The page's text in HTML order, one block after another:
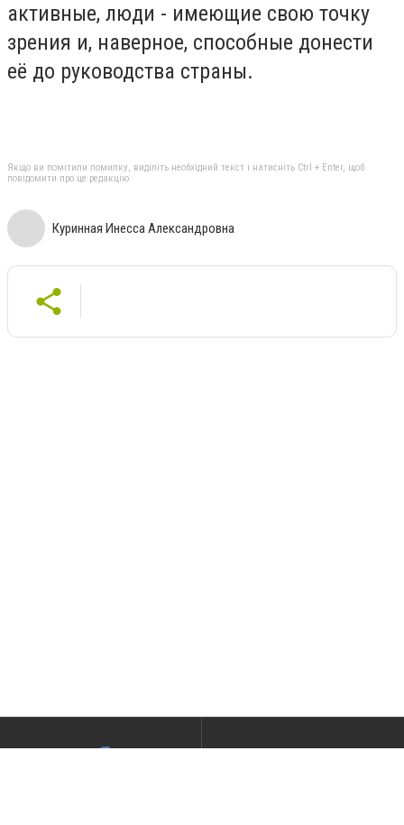
активные, люди - имеющие свою точку
зрения и, наверное, способные донести
её до руководства страны.
Якщо ви помітили помилку, виділіть необхідний текст і натисніть Ctrl + Enter, щоб
повідомити про це редакцію
Куринная Инесса Александровна